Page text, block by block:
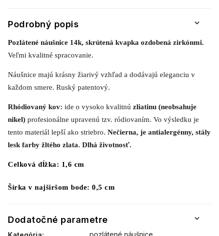
Podrobný popis
Pozlátené náušnice 14k, skrútená kvapka ozdobená zirkónmi.
Veľmi kvalitné spracovanie.
Náušnice majú krásny žiarivý vzhľad a dodávajú eleganciu v
každom smere. Ruský patentový.
Rhódiovaný kov: ide o vysoko kvalitnú zliatinu (neobsahuje
nikel) profesionálne upravenú tzv. ródiovaním. Vo výsledku je
tento materiál lepší ako striebro. Nečierna, je antialergénny, stály
lesk farby žltého zlata. Dlhá životnosť.
Celková dĺžka: 1,6 cm
Šírka v najširšom bode: 0,5 cm
Dodatočné parametre